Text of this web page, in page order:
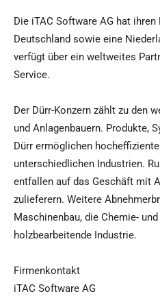
Die iTAC Software AG hat
Deutschland sowie eine
verfügt über ein weltweites
Service.
Der Dürr-Konzern zählt zu den
und Anlagenbauern. Produkte,
Dürr ermöglichen
unterschiedlichen Industrien.
entfallen auf das Geschäft mit
zulieferern. Weitere
Maschinenbau, die Chemie-
holzbearbeitende Industrie.
Firmenkontakt
iTAC Software AG